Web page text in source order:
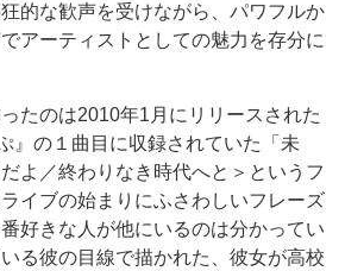
的な歓声を受けながら、パワフルか
アーティストとしての魅力を存分に
たのは2010年1月にリリースされた
』の１曲目に収録されていた「未
よ／終わりなき時代へと＞というフ
イブの始まりにふさわしいフレーズ
好きな人が他にいるのは分かってい
る彼の目線で描かれた、彼女が高校